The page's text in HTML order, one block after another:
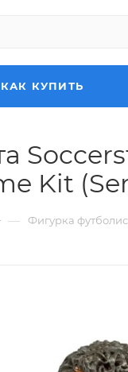
КАК КУПИТЬ
Kit
— Фигурка